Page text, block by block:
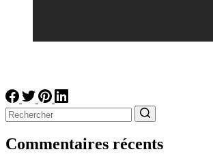
résultat
Commentaires récents